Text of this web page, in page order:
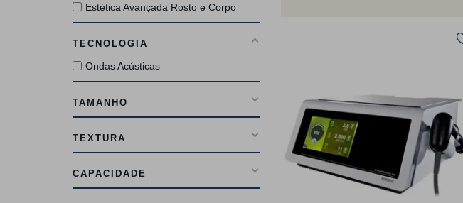
Estética Avançada Rosto e Corpo
TECNOLOGIA
Ondas Acústicas
TAMANHO
TEXTURA
CAPACIDADE